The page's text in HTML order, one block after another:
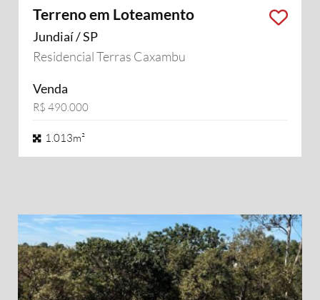
Terreno em Loteamento
Jundiaí / SP
Residencial Terras Caxambu
Venda
R$ 490.000
1.013m²